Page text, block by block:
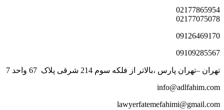
02177865954
02177075078
09126469170
09109285567
تهران –تهران پارس ،بالاتر از فلکه سوم 214 شرقی پلاک 67 واحد 7
info@adlfahim.com
lawyerfatemefahimi@gmail.com